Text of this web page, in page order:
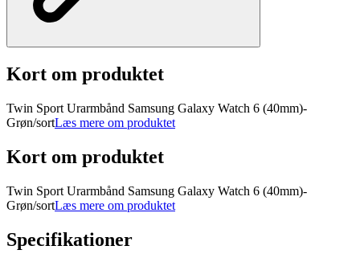
Kort om produktet
Twin Sport Urarmbånd Samsung Galaxy Watch 6 (40mm)-
Grøn/sortLæs mere om produktet
Kort om produktet
Twin Sport Urarmbånd Samsung Galaxy Watch 6 (40mm)-
Grøn/sortLæs mere om produktet
Specifikationer